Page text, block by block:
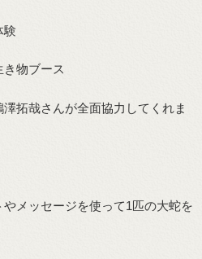
験
き物ブース
拓哉さんが全面協力してくれま
メッセージを使って1匹の大蛇を